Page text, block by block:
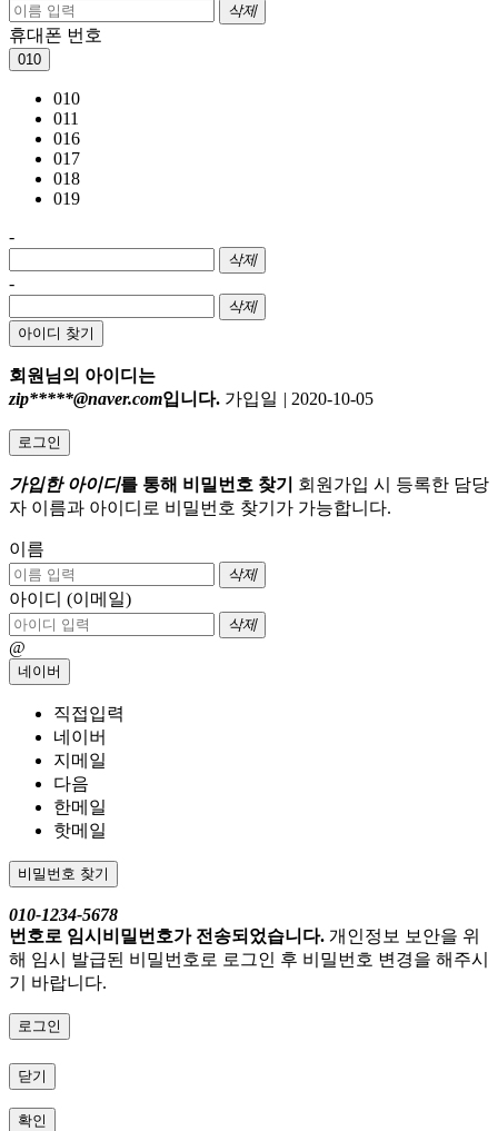
삭제
휴대폰 번호
010
010
011
016
017
018
019
-
삭제
-
삭제
아이디 찾기
회원님의 아이디는
zip*****@naver.com입니다. 가입일 | 2020-10-05
로그인
가입한 아이디를 통해 비밀번호 찾기
회원가입 시 등록한 담당
자 이름과 아이디로 비밀번호 찾기가 가능합니다.
이름
삭제
아이디 (이메일)
삭제
@
네이버
직접입력
네이버
지메일
다음
한메일
핫메일
비밀번호 찾기
010-1234-5678
번호로 임시비밀번호가 전송되었습니다. 개인정보 보안을 위
해 임시 발급된 비밀번호로 로그인 후 비밀번호 변경을 해주시
기 바랍니다.
로그인
닫기
확인